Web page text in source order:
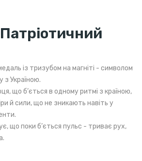
із тризубом на магніті - символом
з Україною.
що б’ється в одному ритмі з країною,
й сили, що не зникають навіть у
що поки б’ється пульс - триває рух,